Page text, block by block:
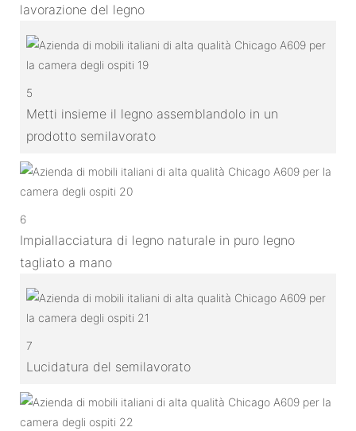
lavorazione del legno
5
Metti insieme il legno assemblandolo in un
prodotto semilavorato
6
Impiallacciatura di legno naturale in puro legno
tagliato a mano
7
Lucidatura del semilavorato